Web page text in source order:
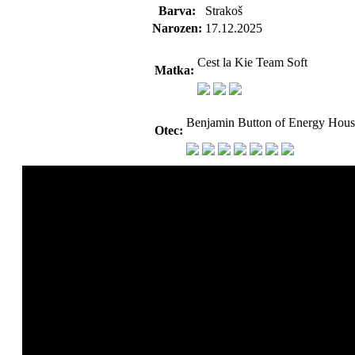
Barva:
Strakoš
Narozen: 17.12.2025
Matka:
Cest la Kie Team Soft
Otec:
Benjamin Button of Energy